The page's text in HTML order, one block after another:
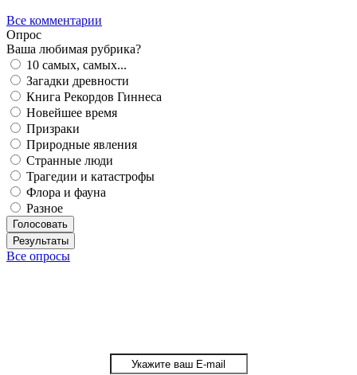
Все комментарии
Опрос
Ваша любимая рубрика?
10 самых, самых...
Загадки древности
Книга Рекордов Гиннеса
Новейшее время
Призраки
Природные явления
Странные люди
Трагедии и катастрофы
Флора и фауна
Разное
Голосовать
Результаты
Все опросы